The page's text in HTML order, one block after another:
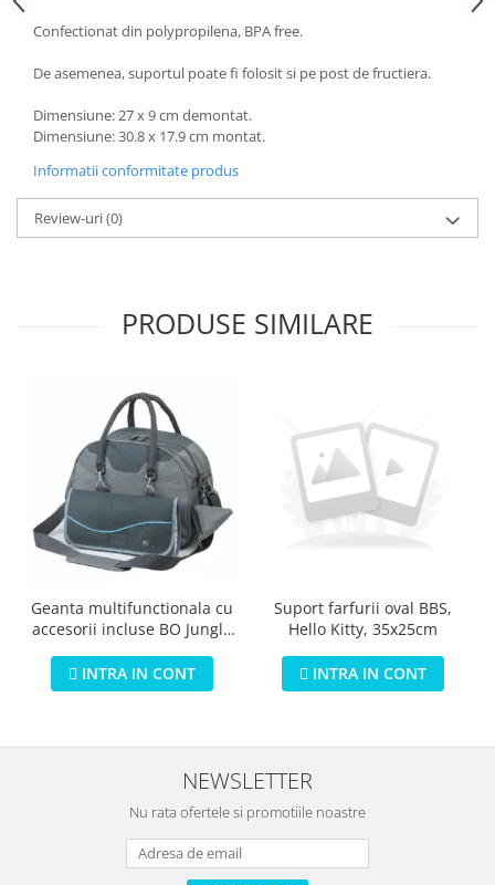
Confectionat din polypropilena, BPA free.
De asemenea, suportul poate fi folosit si pe post de fructiera.
Dimensiune: 27 x 9 cm demontat.
Dimensiune: 30.8 x 17.9 cm montat.
Informatii conformitate produs
Review-uri(0)
PRODUSE SIMILARE
Geanta multifunctionala cu
accesorii incluse BO Jungle
INTRA IN CONT
Suport farfurii oval BBS,
Hello Kitty, 35x25cm
INTRA IN CONT
NEWSLETTER
Nu rata ofertele si promotiile noastre